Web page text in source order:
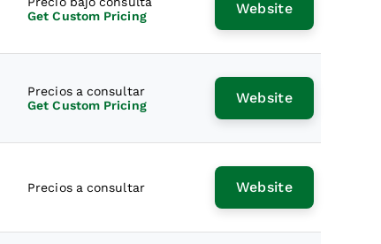
Get Custom Pricing
Website
Precios a consultar
Get Custom Pricing
Website
Precios a consultar Website